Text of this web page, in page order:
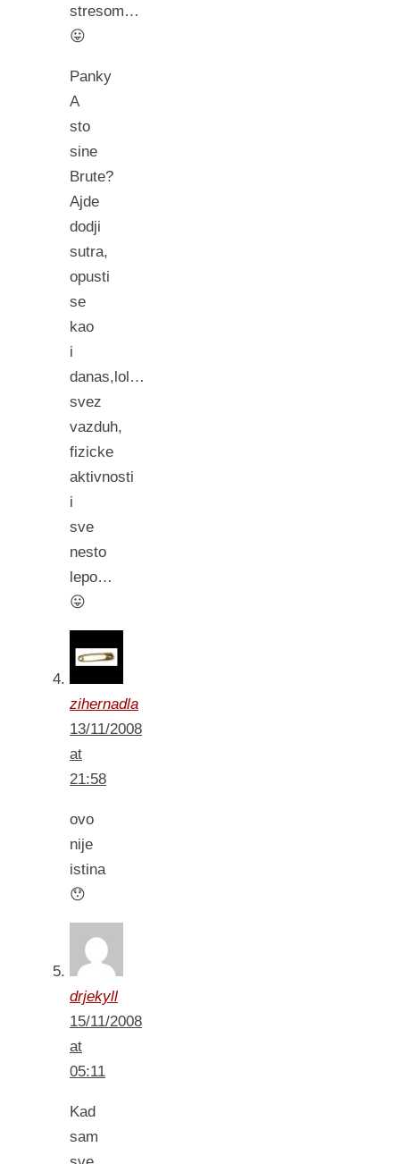
stresom…
😛
Panky
A
sto
sine
Brute?
Ajde
dodji
sutra,
opusti
se
kao
i
danas,lol…
svez
vazduh,
fizicke
aktivnosti
i
sve
nesto
lepo…
😛
zihernadla
13/11/2008
at
21:58
ovo
nije
istina
😯
drjekyll
15/11/2008
at
05:11
Kad
sam